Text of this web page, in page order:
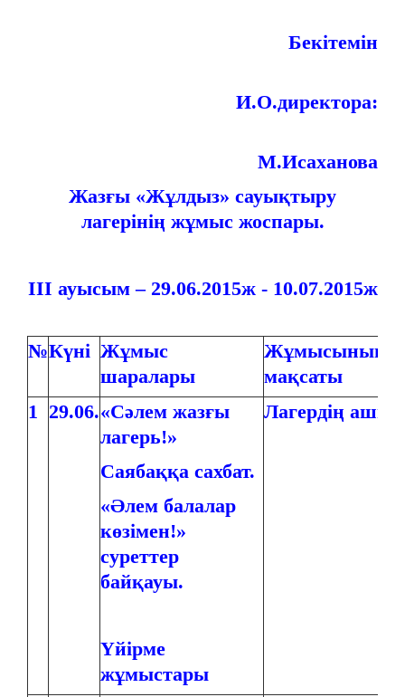
Бекітемін
И.О.директора:
М.Исаханова
Жазғы «Жұлдыз» сауықтыру
лагерінің жұмыс жоспары.
ІІІ ауысым – 29.06.2015ж - 10.07.2015ж
№Күні Жұмыс
шаралары
Жұмысының
мақсаты
1 29.06.«Сәлем жазғы
лагерь!»
Саябаққа сахбат.
«Әлем балалар
көзімен!»
суреттер
байқауы.
Үйірме
жұмыстары
Лагердің